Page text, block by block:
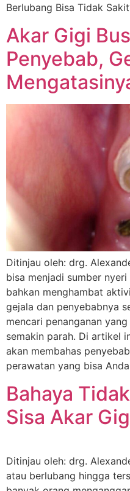
Berlubang Bisa Tidak
Akar Gigi
Penyebab,
Ditinjau oleh: drg.
bisa menjadi sumber
bahkan menghambat
gejala dan penyebabnya
mencari penanganan
semakin parah. Di artikel
akan membahas
perawatan yang bisa
Bahaya
Sisa Akar
Ditinjau oleh: drg.
atau berlubang hingga